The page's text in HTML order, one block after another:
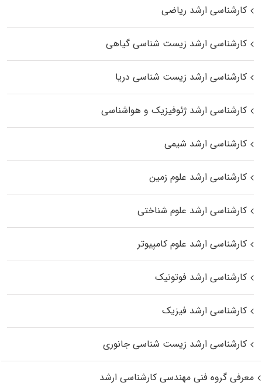
کارشناسی ارشد ریاضی
کارشناسی ارشد زیست‌ شناسی گیاهی
کارشناسی ارشد زیست‌ شناسی دریا
کارشناسی ارشد ژئوفیزیک و هواشناسی
کارشناسی ارشد شیمی
کارشناسی ارشد علوم زمین
کارشناسی ارشد علوم شناختی
کارشناسی ارشد علوم کامپیوتر
کارشناسی ارشد فوتونیک
کارشناسی ارشد فیزیک
کارشناسی ارشد زیست‌ شناسی جانوری
معرفی گروه فنی مهندسی کارشناسی ارشد